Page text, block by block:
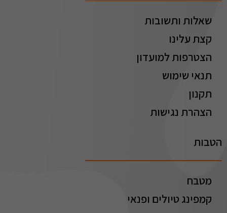
שאלות ותשובות
קצת עלינו
הצטרפות למועדון
תנאי שימוש
תקנון
הצהרת נגישות
הטבות
מטבח
קמפינג טיולים ופנאי